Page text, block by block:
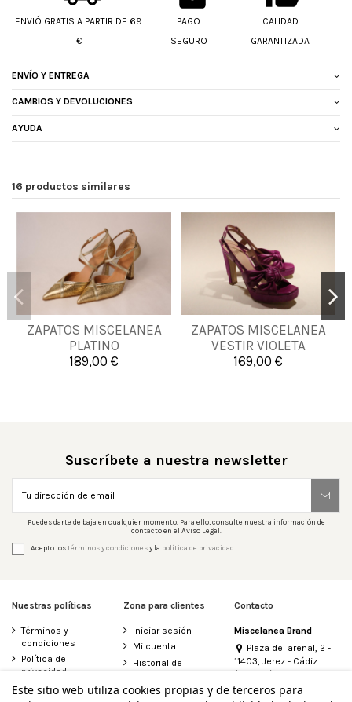
ENVIÓ GRATIS A PARTIR DE 69
€
PAGO
SEGURO
CALIDAD
GARANTIZADA
ENVÍO Y ENTREGA
CAMBIOS Y DEVOLUCIONES
AYUDA
16 productos similares
ZAPATOS MISCELANEA
PLATINO
189,00 €
35 36 37
38
ZAPATOS MISCELANEA
VESTIR VIOLETA
169,00 €
40
Añadir al carrito
Suscríbete a nuestra newsletter
Puedes darte de baja en cualquier momento. Para ello, consulte nuestra información de
contacto en el Aviso Legal.
Acepto lostérminos y condicionesy la política de privacidad
Nuestras políticas
Términos y
condiciones
Política de
privacidad
Aviso legal
Zona para clientes
Iniciar sesión
Mi cuenta
Historial de
Contacte con
Contacto
Miscelanea Brand
Plaza del arenal, 2 -
11403, Jerez - Cádiz
(España)
956 155 340
Este sitio web utiliza cookies propias y de terceros para